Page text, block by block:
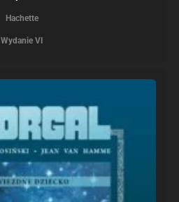
Hachette
Wydanie VI